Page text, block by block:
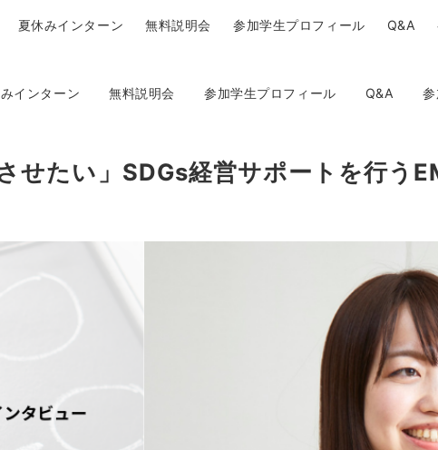
インターン 無料説明会 参加学生プロフィール Q&A
夏休みインターン 無料説明会 参加学生プロフィール Q&A
せたい」SDGs経営サポートを行う